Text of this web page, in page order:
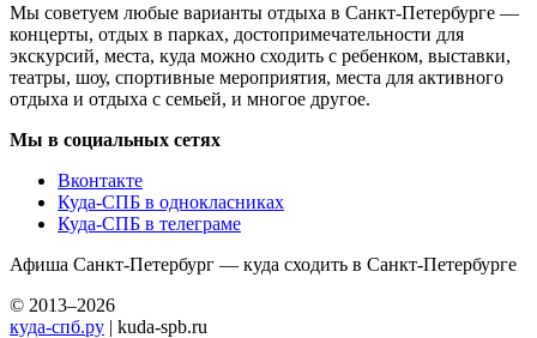
Мы советуем любые варианты отдыха в Санкт-Петербурге —
концерты, отдых в парках, достопримечательности для
экскурсий, места, куда можно сходить с ребенком, выставки,
театры, шоу, спортивные мероприятия, места для активного
отдыха и отдыха с семьей, и многое другое.
Мы в социальных сетях
Вконтакте
Куда-СПБ в однокласниках
Куда-СПБ в телеграме
Афиша Санкт-Петербург — куда сходить в Санкт-Петербурге
© 2013–2026
куда-спб.ру | kuda-spb.ru